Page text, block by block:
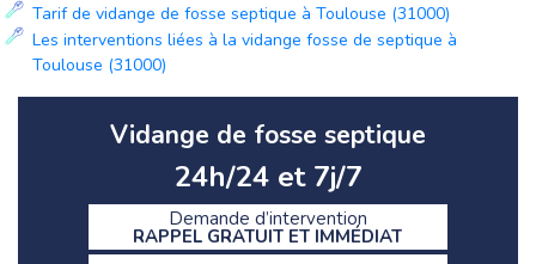
Tarif de vidange de fosse septique à Toulouse (31000)
Les interventions liées à la vidange fosse de septique à
Toulouse (31000)
Vidange de fosse septique
24h/24 et 7j/7
Demande d’intervention
RAPPEL GRATUIT ET IMMÉDIAT